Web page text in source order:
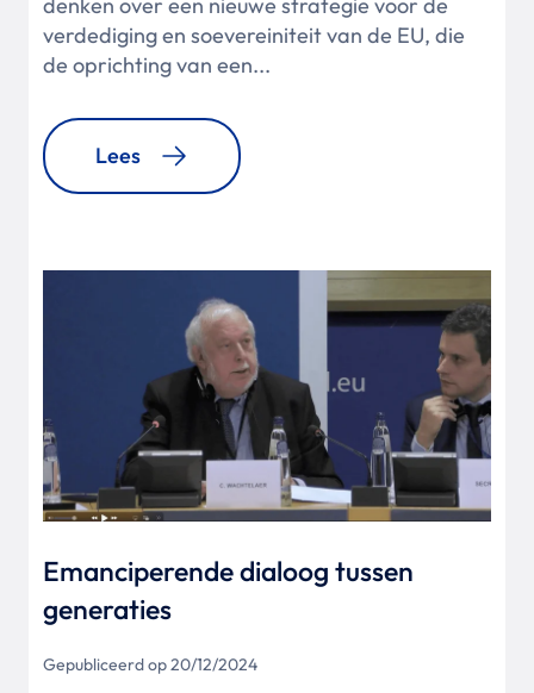
verdediging en soevereiniteit van de EU, die
de oprichting van een...
Lees
Emanciperende dialoog tussen
generaties
Gepubliceerd op 20/12/2024